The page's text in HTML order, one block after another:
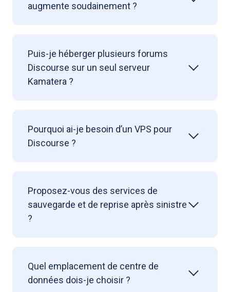
augmente soudainement ?
Puis-je héberger plusieurs forums
Discourse sur un seul serveur
Kamatera ?
Pourquoi ai-je besoin d’un VPS pour
Discourse ?
Proposez-vous des services de
sauvegarde et de reprise après sinistre
?
Quel emplacement de centre de
données dois-je choisir ?